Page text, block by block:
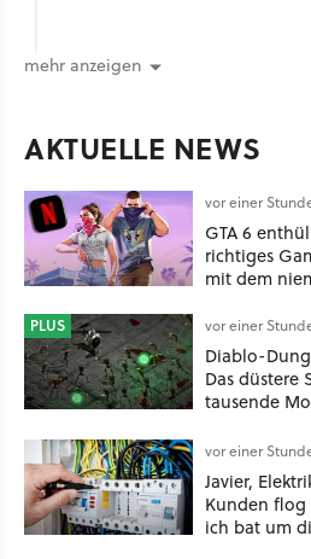
mehr anzeigen
AKTUELLE NEWS
vor einer
GTA 6
richtiges
mit dem
PLUS vor einer
Diablo-
Das düstere
tausende
Spieler
vor einer
Javier,
Kunden flog
ich bat um